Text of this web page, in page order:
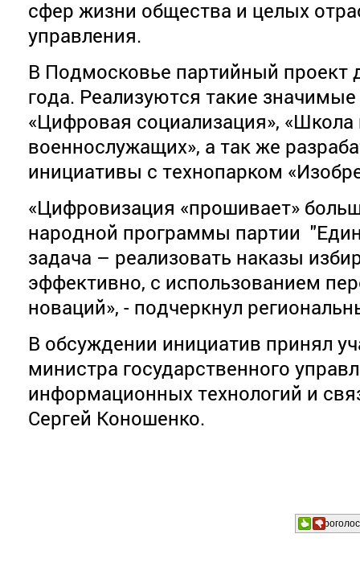
сфер жизни общества и целых
управления.
В Подмосковье партийный проект
года. Реализуются такие
«Цифровая социализация», «Школа
военнослужащих», а так же
инициативы с технопарком
«Цифровизация «прошивает»
народной программы партии
задача – реализовать наказы
эффективно, с использованием
новаций», - подчеркнул
В обсуждении инициатив принял
министра государственного
информационных технологий и
Сергей Коношенко.